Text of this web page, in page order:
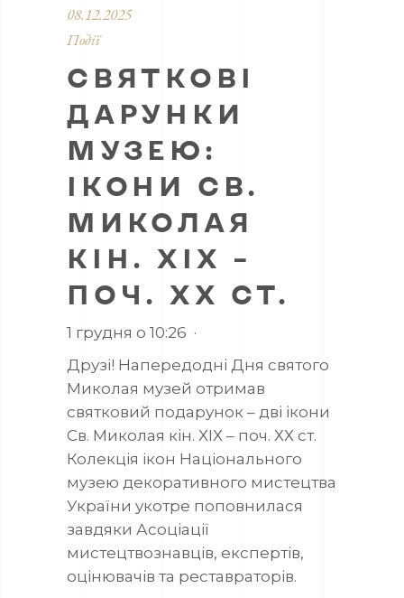
08.12.2025
Події
СВЯТКОВІ
ДАРУНКИ
МУЗЕЮ:
ІКОНИ СВ.
МИКОЛАЯ
КІН. ХІХ –
ПОЧ. ХХ СТ.
1 грудня о 10:26 ·
Друзі! Напередодні Дня святого
Миколая музей отримав
святковий подарунок – дві ікони
Св. Миколая кін. ХІХ – поч. ХХ ст.
Колекція ікон Національного
музею декоративного мистецтва
України укотре поповнилася
завдяки Асоціації
мистецтвознавців, експертів,
оцінювачів та реставраторів.